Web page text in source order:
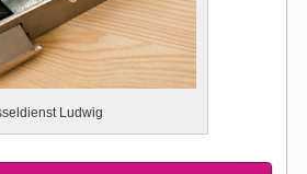
Ludwig